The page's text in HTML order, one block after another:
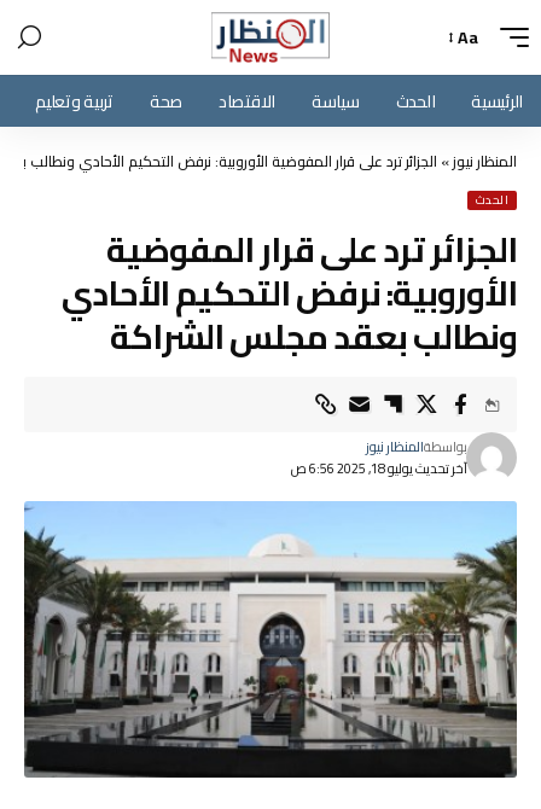
Aa
الرئيسية الحدث سياسة الاقتصاد صحة تربية وتعليم
المنظار نيوز» الجزائر ترد على قرار المفوضية الأوروبية: نرفض التحكيم الأحادي ونطالب
الحدث
الجزائر ترد على قرار المفوضية
الأوروبية: نرفض التحكيم الأحادي
ونطالب بعقد مجلس الشراكة
آخر تحديث يوليو 18, 2025 6:56 ص
بواسطةالمنظار نيوز